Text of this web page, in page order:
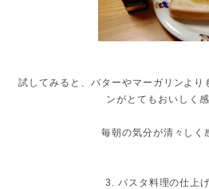
試してみると、バターやマーガリンより
ンがとてもおいしく感
毎朝の気分が清々しく
3. パスタ料理の仕上